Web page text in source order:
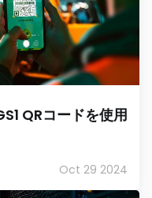
QRコードを使用
Oct 29 2024